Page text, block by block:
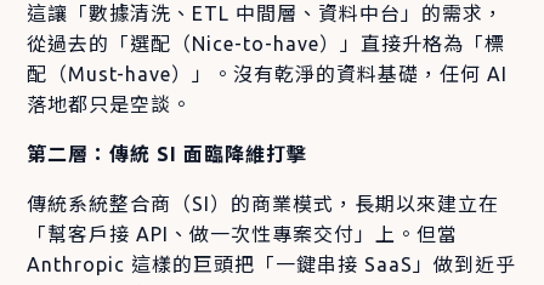
這讓「數據清洗、ETL 中間層、資料中台」的需求，
從過去的「選配（Nice-to-have）」直接升格為「標
配（Must-have）」。沒有乾淨的資料基礎，任何 AI
落地都只是空談。
第二層：傳統 SI 面臨降維打擊
傳統系統整合商（SI）的商業模式，長期以來建立在
「幫客戶接 API、做一次性專案交付」上。但當
Anthropic 這樣的巨頭把「一鍵串接 SaaS」做到近乎